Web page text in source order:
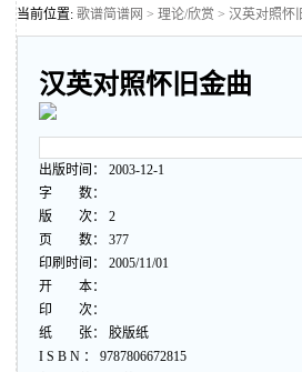
当前位置: 歌谱简谱网 > 理论/欣赏 > 汉英对照怀
汉英对照怀旧金曲
出版时间： 2003-12-1
字 数：
版 次： 2
页 数： 377
印刷时间： 2005/11/01
开 本：
印 次：
纸 张： 胶版纸
I S B N ： 9787806672815